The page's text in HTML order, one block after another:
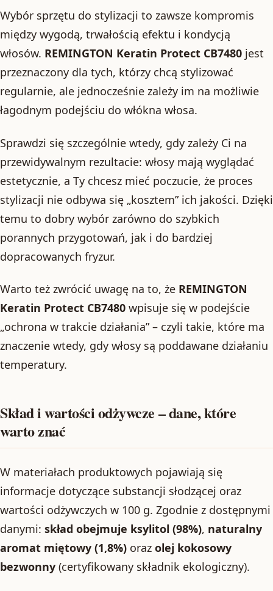
Wybór sprzętu do stylizacji to zawsze kompromis
między wygodą, trwałością efektu i kondycją
włosów. REMINGTON Keratin Protect CB7480 jest
przeznaczony dla tych, którzy chcą stylizować
regularnie, ale jednocześnie zależy im na możliwie
łagodnym podejściu do włókna włosa.
Sprawdzi się szczególnie wtedy, gdy zależy Ci na
przewidywalnym rezultacie: włosy mają wyglądać
estetycznie, a Ty chcesz mieć poczucie, że proces
stylizacji nie odbywa się „kosztem” ich jakości. Dzięki
temu to dobry wybór zarówno do szybkich
porannych przygotowań, jak i do bardziej
dopracowanych fryzur.
Warto też zwrócić uwagę na to, że REMINGTON
Keratin Protect CB7480 wpisuje się w podejście
„ochrona w trakcie działania” – czyli takie, które ma
znaczenie wtedy, gdy włosy są poddawane działaniu
temperatury.
Skład i wartości odżywcze – dane, które
warto znać
W materiałach produktowych pojawiają się
informacje dotyczące substancji słodzącej oraz
wartości odżywczych w 100 g. Zgodnie z dostępnymi
danymi: skład obejmuje ksylitol (98%), naturalny
aromat miętowy (1,8%) oraz olej kokosowy
bezwonny (certyfikowany składnik ekologiczny).